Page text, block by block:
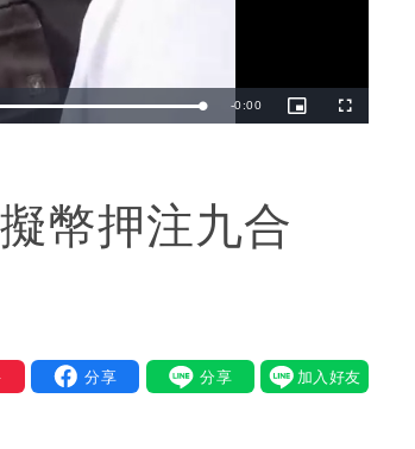
Remaining
-0:00
Picture-
in-
Fullscreen
幣押注九合